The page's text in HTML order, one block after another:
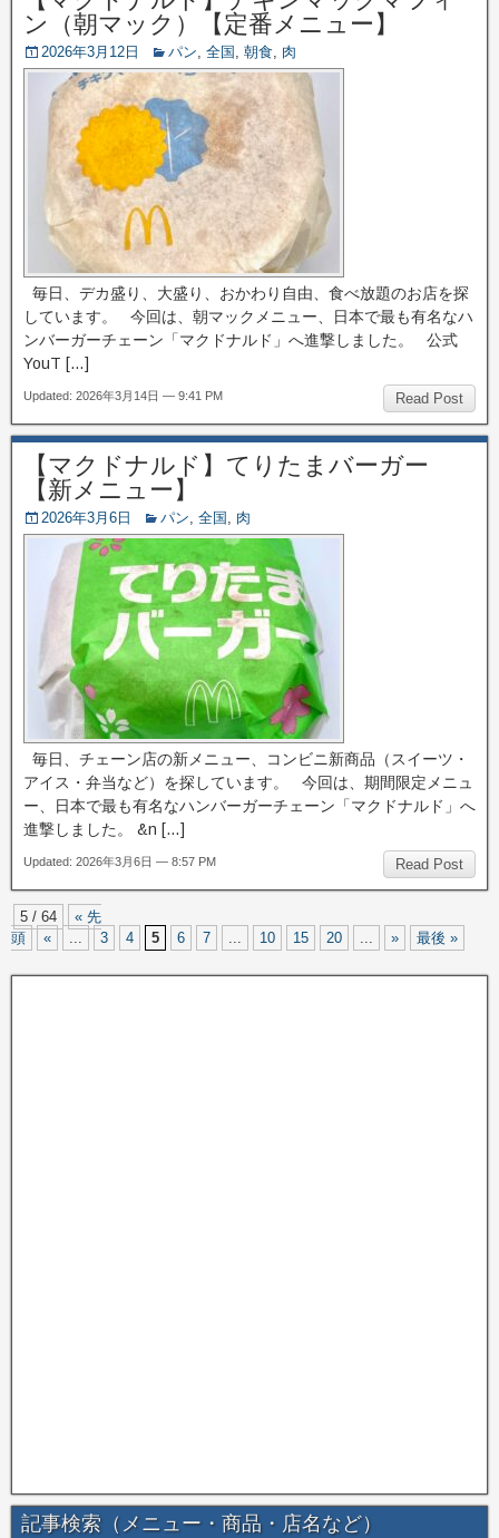
ン（朝マック）【定番メニュー】
2026年3月12日 パン, 全国 , 朝食, 肉
毎日、デカ盛り、大盛り、おかわり自由、食べ放題のお店を探
しています。 今回は、朝マックメニュー、日本で最も有名なハ
ンバーガーチェーン「マクドナルド」へ進撃しました。 公式
YouT […]
Read Post
Updated: 2026年3月14日 — 9:41 PM
【マクドナルド】てりたまバーガー
【新メニュー】
2026年3月6日 パン, 全国 , 肉
毎日、チェーン店の新メニュー、コンビニ新商品（スイーツ・
アイス・弁当など）を探しています。 今回は、期間限定メニュ
ー、日本で最も有名なハンバーガーチェーン「マクドナルド」へ
進撃しました。 &n […]
Read Post
Updated: 2026年3月6日 — 8:57 PM
5 / 64
« 先
頭
« ... 3 4 5 6 7 ... 10 15 20 ... » 最後 »
記事検索（メニュー・商品・店名など）